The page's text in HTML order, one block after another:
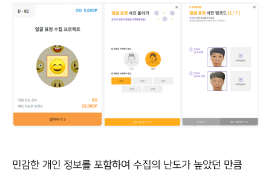
민감한 개인 정보를 포함하여 수집의 난도가 높았던 만큼